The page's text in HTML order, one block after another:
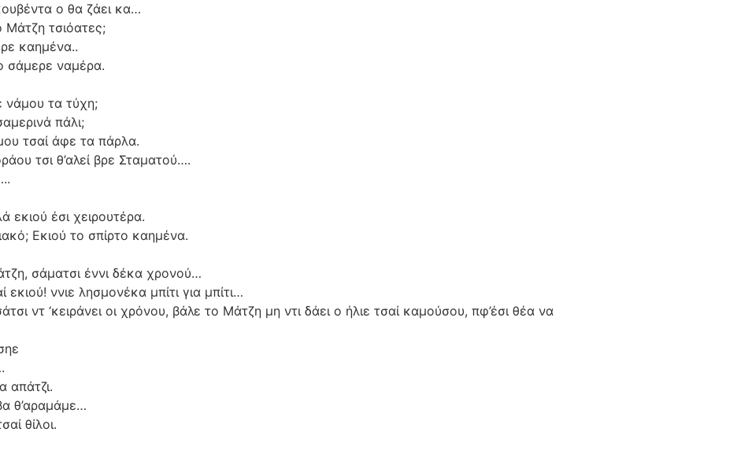
ο θα ζάει κα…
Μάτζη τσιόατες;
καημένα..
σάμερε ναμέρα.
νάμου τα τύχη;
πάλι;
τσαί άφε τα πάρλα.
τσι θ’αλεί βρε Σταματού….
έσι χειρουτέρα.
Εκιού το σπίρτο καημένα.
σάματσι έννι δέκα χρονού…
ννιε λησμονέκα μπίτι για μπίτι…
ντ ‘κειράνει οι χρόνου, βάλε το Μάτζη μη ντι δάει ο ήλιε τσαί καμούσου, πφ’έσι θέα να
απάτζι.
θ’αραμάμε…
θίλοι.